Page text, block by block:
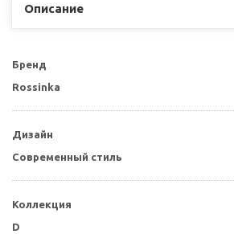
Описание
Бренд
Rossinka
Дизайн
Современный стиль
Коллекция
D